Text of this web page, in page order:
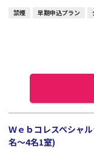
禁煙 早期申込プラン
Ｗｅｂコレスペシャ
名～4名1室)